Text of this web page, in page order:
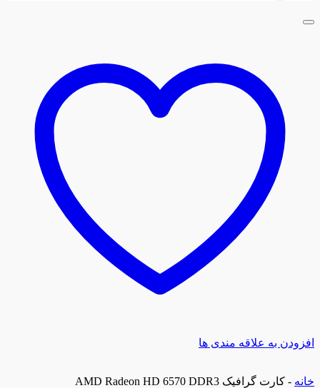
افزودن به علاقه مندی ها
خانه - کارت گرافیک AMD Radeon HD 6570 DDR3